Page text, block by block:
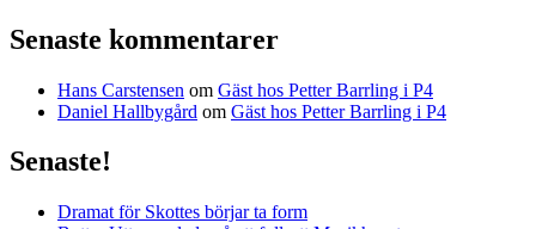
Senaste kommentarer
Hans Carstensen om Gäst hos Petter Barrling i P4
Daniel Hallbygård om Gäst hos Petter Barrling i P4
Senaste!
Dramat för Skottes börjar ta form